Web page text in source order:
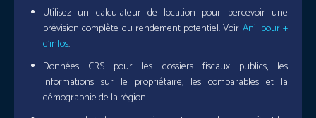
Utilisez un calculateur de location pour percevoir une
prévision complète du rendement potentiel. Voir Anil pour +
d’infos.
Données CRS pour les dossiers fiscaux publics, les
informations sur le propriétaire, les comparables et la
démographie de la région.